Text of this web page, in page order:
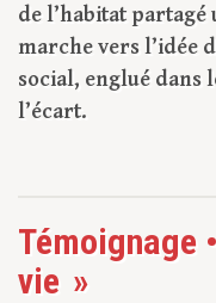
de l’habitat
marche vers l’idée
social, englué dans
l’écart.
Témoignage
vie »